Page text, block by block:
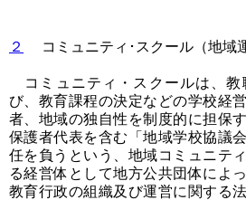
２ コミュニティ･スクール（地域
コミュニティ・スクールは、教
び、教育課程の決定などの学校経
者、地域の独自性を制度的に担保
保護者代表を含む「地域学校協議
任を負うという、地域コミュニテ
る経営体として地方公共団体によ
教育行政の組織及び運営に関する